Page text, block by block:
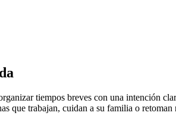
tiempos breves con una intención
que trabajan, cuidan a su familia o